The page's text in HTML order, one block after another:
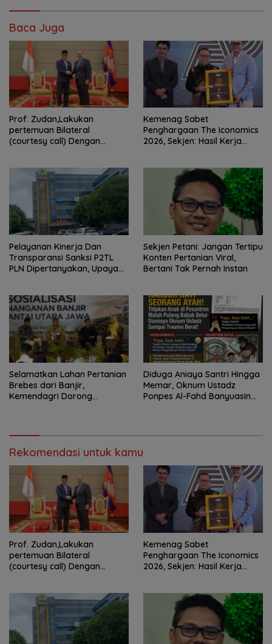
Baca Juga
Prof. Zudan,Lakukan
pertemuan Bilateral
(courtesy call) Dengan
Siapkan Indonesia Jadi Pusat
Kolaborasi ASN ASEAN
Kemenag Sabet
Penghargaan The Iconomics
2026, Sekjen: Hasil Kerja
Pelayanan Kinerja Dan
Transparansi Sanksi P2TL
PLN Dipertanyakan, Upaya
Sekjen Petani: Jangan Tertipu
Konten Pertanian Viral,
Bertani Tak Pernah Instan
Selamatkan Lahan Pertanian
Brebes dari Banjir,
Kemendagri Dorong
Diduga Aniaya Santri Hingga
Memar, Oknum Ustadz
Ponpes Al-Fahd Banyuasin
Rekomendasi untuk kamu
Prof. Zudan,Lakukan
pertemuan Bilateral
(courtesy call) Dengan
Siapkan Indonesia Jadi Pusat
Kolaborasi ASN ASEAN
Kemenag Sabet
Penghargaan The Iconomics
2026, Sekjen: Hasil Kerja